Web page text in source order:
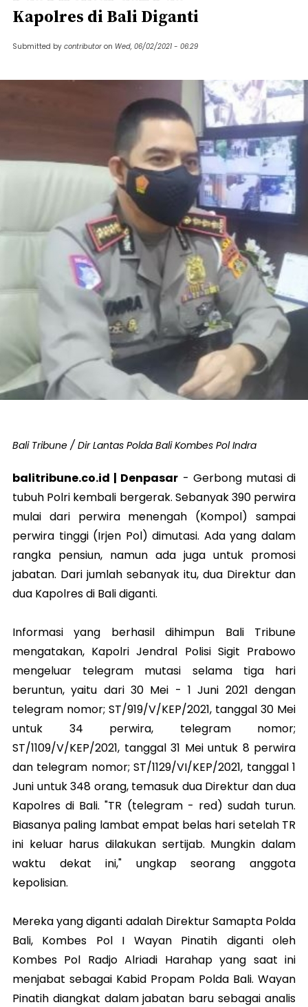
Kapolres di Bali Diganti
Submitted by contributor on Wed, 06/02/2021 - 06:29
Bali Tribune / Dir Lantas Polda Bali Kombes Pol Indra
balitribune.co.id | Denpasar - Gerbong mutasi di
tubuh Polri kembali bergerak. Sebanyak 390 perwira
mulai dari perwira menengah (Kompol) sampai
perwira tinggi (Irjen Pol) dimutasi. Ada yang dalam
rangka pensiun, namun ada juga untuk promosi
jabatan. Dari jumlah sebanyak itu, dua Direktur dan
dua Kapolres di Bali diganti.
Informasi yang berhasil dihimpun Bali Tribune
mengatakan, Kapolri Jendral Polisi Sigit Prabowo
mengeluar telegram mutasi selama tiga hari
beruntun, yaitu dari 30 Mei - 1 Juni 2021 dengan
telegram nomor; ST/919/V/KEP/2021, tanggal 30 Mei
untuk 34 perwira, telegram nomor;
ST/1109/V/KEP/2021, tanggal 31 Mei untuk 8 perwira
dan telegram nomor; ST/1129/VI/KEP/2021, tanggal 1
Juni untuk 348 orang, temasuk dua Direktur dan dua
Kapolres di Bali. "TR (telegram - red) sudah turun.
Biasanya paling lambat empat belas hari setelah TR
ini keluar harus dilakukan sertijab. Mungkin dalam
waktu dekat ini," ungkap seorang anggota
kepolisian.
Mereka yang diganti adalah Direktur Samapta Polda
Bali, Kombes Pol I Wayan Pinatih diganti oleh
Kombes Pol Radjo Alriadi Harahap yang saat ini
menjabat sebagai Kabid Propam Polda Bali. Wayan
Pinatih diangkat dalam jabatan baru sebagai analis